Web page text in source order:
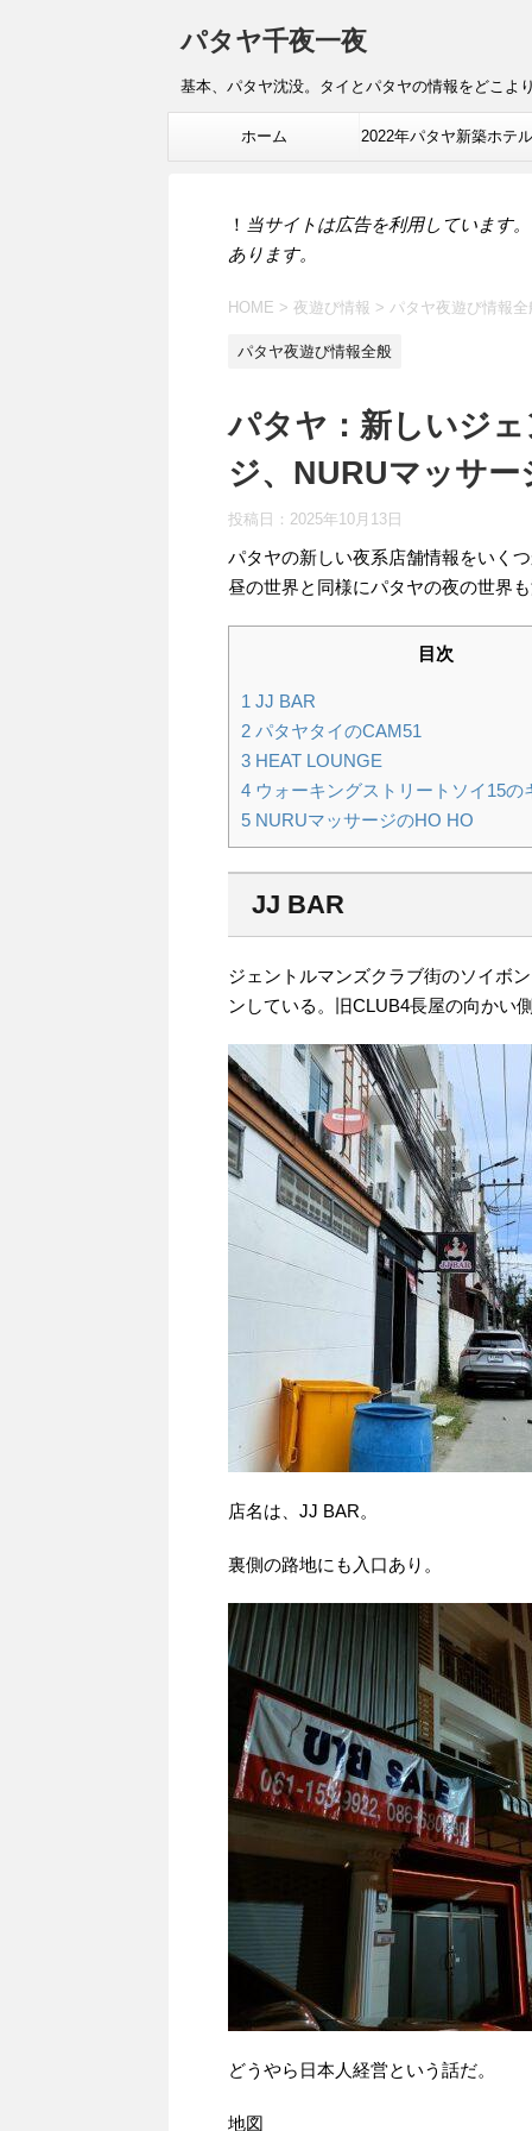
パタヤ千夜一夜
基本、パタヤ沈没。タイとパタヤの情報をどこよ
ホーム 2022年パタヤ新築ホテ
！ 当サイトは広告を利用しています
あります。
HOME > 夜遊び情報 > パタヤ夜遊び情報全
パタヤ夜遊び情報全般
パタヤ：新しいジ
ジ、NURUマッサー
投稿日： 2025年10月13日
パタヤの新しい夜系店舗情報をいくつ
昼の世界と同様にパタヤの夜の世界
目次
1 JJ BAR
2 パタヤタイのCAM51
3 HEAT LOUNGE
4 ウォーキングストリートソイ15の
5 NURUマッサージのHO HO
JJ BAR
ジェントルマンズクラブ街のソイボ
ンしている。旧CLUB4長屋の向かい
店名は、JJ BAR。
裏側の路地にも入口あり。
どうやら日本人経営という話だ。
地図